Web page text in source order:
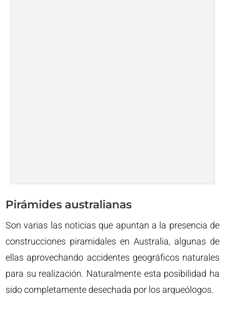
Pirámides australianas
Son varias las noticias que apuntan a la presencia de
construcciones piramidales en Australia, algunas de
ellas aprovechando accidentes geográficos naturales
para su realización. Naturalmente esta posibilidad ha
sido completamente desechada por los arqueólogos.